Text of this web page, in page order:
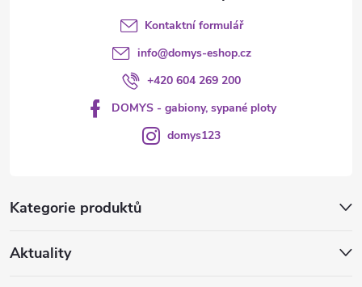
Kategorie produktů
Aktuality
Kontaktní formulář
info@domys-eshop.cz
+420 604 269 200
DOMYS - gabiony, sypané ploty
domys123